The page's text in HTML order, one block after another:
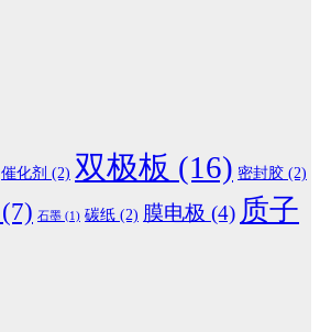
催化剂 (2) 双极板 (16) 密封胶 (2)
(7) 石墨 (1) 碳纸 (2) 膜电极 (4) 质子